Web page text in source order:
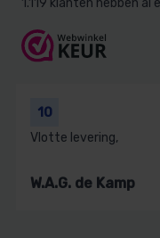
1.119 klanten hebben
10
Vlotte levering,
W.A.G. de Kamp